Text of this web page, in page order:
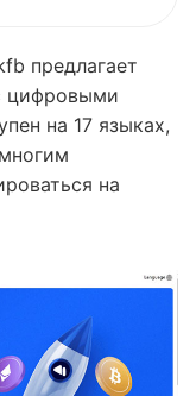
предлагает
цифровыми
на 17 языках,
на